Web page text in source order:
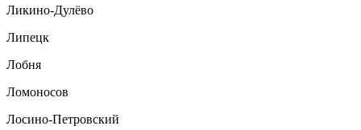
Ликино-Дулёво
Липецк
Лобня
Ломоносов
Лосино-Петровский